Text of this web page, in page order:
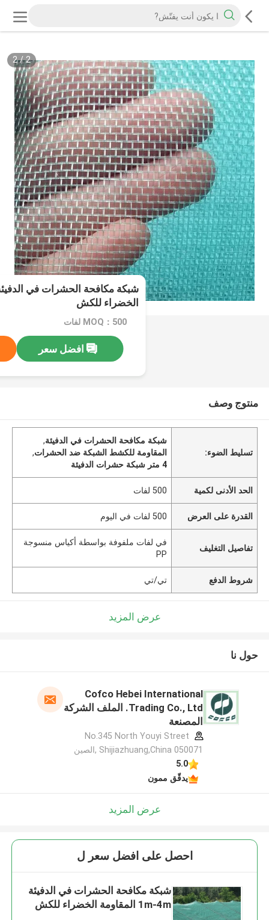
2
/
2
الخضراء للكش
MOQ：500 لفات
افضل سعر
منتوج وصف
تسليط الضوء:
شبكة مكافحة الحشرات في الدفيئة,
المقاومة للكشط الشبكة ضد الحشرات,
4 متر شبكة حشرات الدفيئة
الحد الأدنى لكمية 500 لفات
القدرة على العرض 500 لفات في اليوم
تفاصيل التغليف
في لفات ملفوفة بواسطة أكياس منسوجة
PP
شروط الدفع تي/تي
عرض المزيد
حول نا
Cofco Hebei International
Trading Co., Ltd. الملف الشركة
المصنعة
No.345 North Youyi Street
Shijiazhuang,China 050071 ,الصين
5.0
يدقّق ممون
عرض المزيد
احصل على افضل سعر ل
شبكة مكافحة الحشرات في الدفيئة
1m-4m المقاومة الخضراء للكش